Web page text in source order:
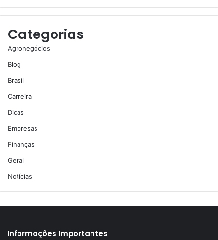
Categorias
Agronegócios
Blog
Brasil
Carreira
Dicas
Empresas
Finanças
Geral
Notícias
Informações Importantes